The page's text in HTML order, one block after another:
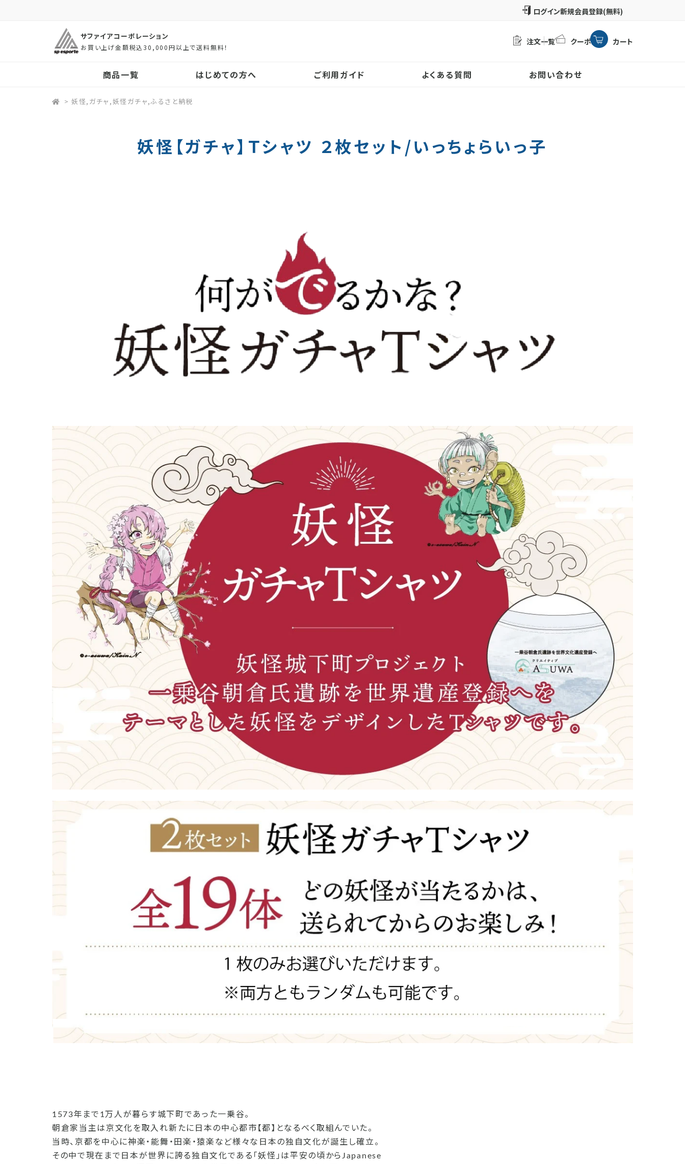
新規会員登録(無料)
サファイアコーポレーション
お買い上げ金額税込30,000円以上で送料無料！
注文一覧 クーポン カート
商品一覧 はじめての方へ ご利用ガイド よくある質問 お問い合わせ
> 妖怪,ガチャ,妖怪ガチャ,ふるさと納税
妖怪【ガチャ】Ｔシャツ ２枚セット/いっちょらいっ子
1573年まで1万人が暮らす城下町であった一乗谷。
朝倉家当主は京文化を取入れ新たに日本の中心都市【都】となるべく取組んでいた。
当時、京都を中心に神楽・能舞・田楽・猿楽など様々な日本の独自文化が誕生し確立。
その中で現在まで日本が世界に誇る独自文化である「妖怪」は平安の頃からJapanese